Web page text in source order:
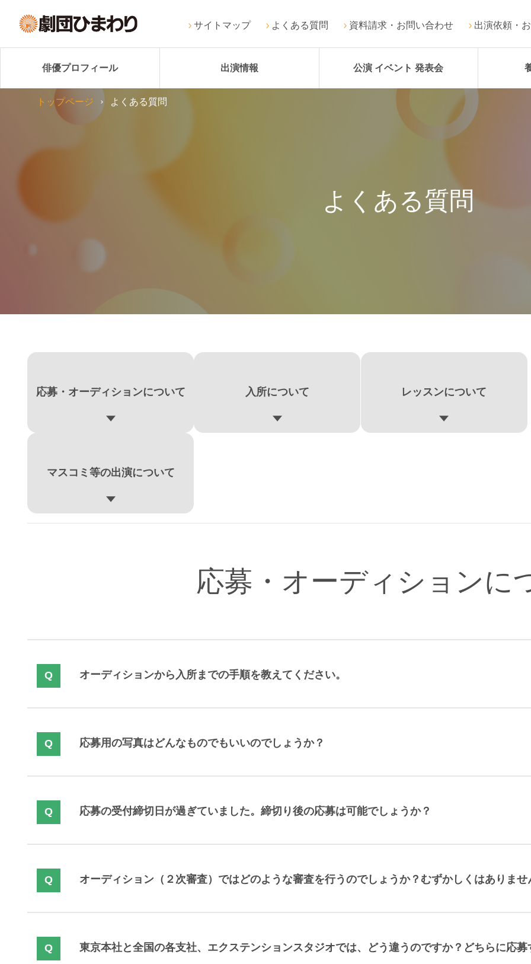
サイトマップ よくある質問 資料請求・お問い合わせ 出演依頼・
俳優プロフィール 出演情報 公演 イベント 発表会
よくある質問
トップページ よくある質問
応募・オーディションについて 入所について レッスンについて
マスコミ等の出演について
応募・オーディションに
オーディションから入所までの手順を教えてください。
応募用の写真はどんなものでもいいのでしょうか？
応募の受付締切日が過ぎていました。締切り後の応募は可能でしょうか？
オーディション（２次審査）ではどのような審査を行うのでしょうか？むずかしくはありませ
東京本社と全国の各支社、エクステンションスタジオでは、どう違うのですか？どちらに応